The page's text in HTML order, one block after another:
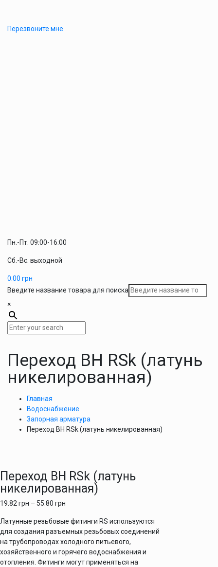
Перезвоните мне
Пн.-Пт. 09:00-16:00
Сб.-Вс. выходной
0.00 грн
Введите название товара для поиска
×
Переход ВН RSk (латунь
никелированная)
Главная
Водоснабжение
Запорная арматура
Переход ВН RSk (латунь никелированная)
Переход ВН RSk (латунь
никелированная)
19.82 грн – 55.80 грн
Латунные резьбовые фитинги RS используются
для создания разъемных резьбовых соединений
на трубопроводах холодного питьевого,
хозяйственного и горячего водоснабжения и
отопления. Фитинги могут применяться на